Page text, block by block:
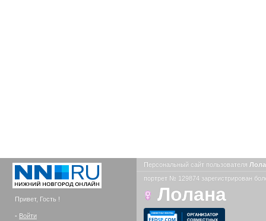
Привет, Гость !
- Войти
Персональный сайт пользователя
портрет № 129874 зарегистрирован
Лолана